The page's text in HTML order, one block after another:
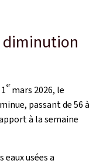
diminution
er mars 2026, le
passant de 56 à
à la semaine
usées a